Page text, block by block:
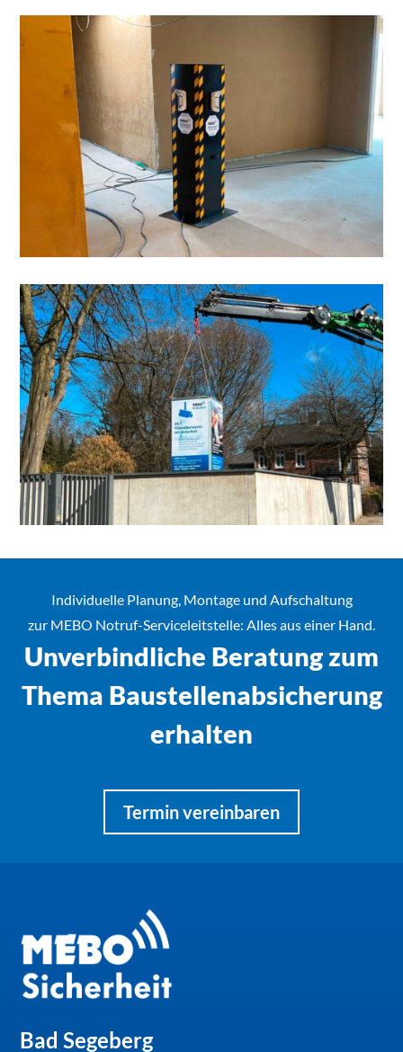
Individuelle Planung, Montage und Aufschaltung
zur MEBO Notruf-Serviceleitstelle: Alles aus einer Hand.
Unverbindliche Beratung zum
Thema Baustellenabsicherung
erhalten
Termin vereinbaren
Bad Segeberg